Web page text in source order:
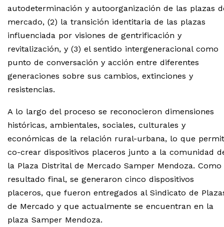
autodeterminación y autoorganización de las plazas
mercado, (2) la transición identitaria de las plazas
influenciada por visiones de gentrificación y
revitalización, y (3) el sentido intergeneracional como
punto de conversación y acción entre diferentes
generaciones sobre sus cambios, extinciones y
resistencias.
A lo largo del proceso se reconocieron dimensiones
históricas, ambientales, sociales, culturales y
económicas de la relación rural-urbana, lo que
co-crear dispositivos placeros junto a la comunidad
la Plaza Distrital de Mercado Samper Mendoza. Como
resultado final, se generaron cinco dispositivos
placeros, que fueron entregados al Sindicato de
de Mercado y que actualmente se encuentran en la
plaza Samper Mendoza.